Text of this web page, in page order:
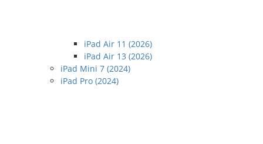
iPad Air 11 (2026)
iPad Air 13 (2026)
iPad Mini 7 (2024)
iPad Pro (2024)